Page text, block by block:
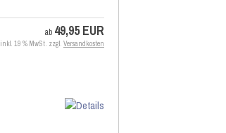
ab 49,95 EUR
inkl. 19 % MwSt. zzgl. Versandkosten